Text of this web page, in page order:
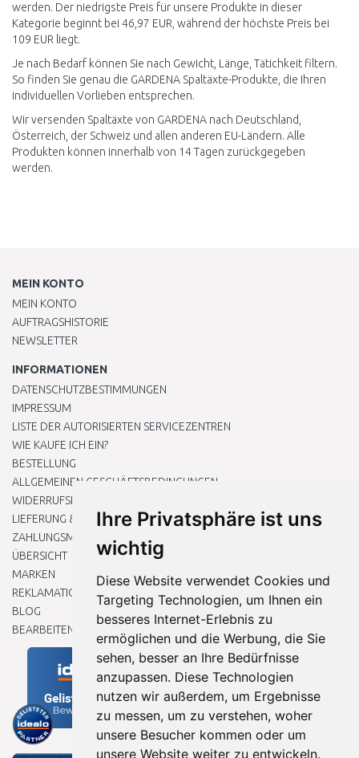
Ihre Privatsphäre ist uns
wichtig
Diese Website verwendet Cookies und
Targeting Technologien, um Ihnen ein
besseres Internet-Erlebnis zu
ermöglichen und die Werbung, die Sie
sehen, besser an Ihre Bedürfnisse
anzupassen. Diese Technologien
nutzen wir außerdem, um Ergebnisse
zu messen, um zu verstehen, woher
unsere Besucher kommen oder um
unsere Website weiter zu entwickeln.
werden. Der niedrigste Preis für unsere Produkte in dieser
Kategorie beginnt bei 46,97 EUR, während der höchste Preis bei
109 EUR liegt.
Je nach Bedarf können Sie nach Gewicht, Länge, Tätichkeit filtern.
So finden Sie genau die GARDENA Spaltäxte-Produkte, die Ihren
individuellen Vorlieben entsprechen.
Wir versenden Spaltäxte von GARDENA nach Deutschland,
Österreich, der Schweiz und allen anderen EU-Ländern. Alle
Produkten können innerhalb von 14 Tagen zurückgegeben
werden.
MEIN KONTO
MEIN KONTO
AUFTRAGSHISTORIE
NEWSLETTER
INFORMATIONEN
DATENSCHUTZBESTIMMUNGEN
IMPRESSUM
LISTE DER AUTORISIERTEN SERVICEZENTREN
WIE KAUFE ICH EIN?
BESTELLUNG
ALLGEMEINEN GESCHÄFTSBEDINGUNGEN
WIDERRUFSRECHT
LIEFERUNG & ZAHLUNG
ZAHLUNGSMETHODEN
ÜBERSICHT
MARKEN
REKLAMATIONEN UND RETOUREN
BLOG
BEARBEITEN SIE MEINE COOKIE-EINSTELLUNGEN